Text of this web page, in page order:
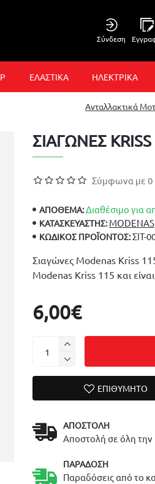
Σύνδεση
ΕΛΑΣΤΙΚΑ ΗΛΕΚΤΡΙΚΑ
Ανταλλακτικά
ΣΙΑΓΩΝΕΣ
Σιαγώνες Modenas Kriss
Modenas Kriss 115 και
ΑΠΟΘΕΜΑ:Διαθέσιμο για
ΚΑΤΑΣΚΕΥΑΣΤΉΣ: MODENAS
ΚΩΔΙΚΌΣ ΠΡΟΪΌΝΤΟΣ:ΣΙΤ-
Σύμφωνα με 0
6,00€
ΕΠΙΘΥΜΗΤΌ
ΑΠΟΣΤΟΛΉ
Αποστολή σε όλη την
ΠΑΡΆΔΟΣΗ
Παραδόσεις από το